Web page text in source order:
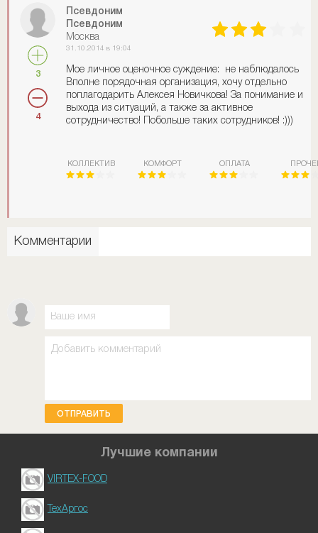
3
4
Псевдоним
Псевдоним
Москва
31.10.2014 в 19:04
Мое личное оценочное суждение: не наблюдалось
Вполне порядочная организация, хочу отдельно
поплагодарить Алексея Новичкова! За понимание и
выхода из ситуаций, а также за активное
сотрудничество! Побольше таких сотрудников! :)))
КОЛЛЕКТИВ КОМФОРТ ОПЛАТА
Комментарии
ОТПРАВИТЬ
Лучшие компании
VIRTEX-FOOD
ТехАргос